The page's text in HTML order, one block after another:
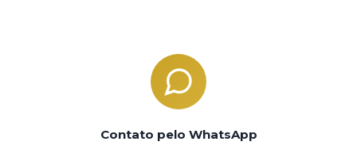
Contato pelo WhatsApp